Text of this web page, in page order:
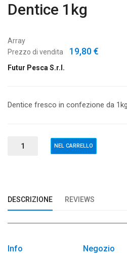
Dentice 1kg
Array
Prezzo di vendita
19,80 €
Futur Pesca S.r.l.
Dentice fresco in confezione da 1kg
DESCRIZIONE REVIEWS
Info Negozio